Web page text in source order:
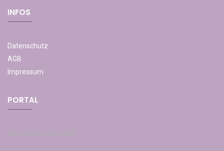
INFOS
Datenschutz
AGB
Impressum
PORTAL